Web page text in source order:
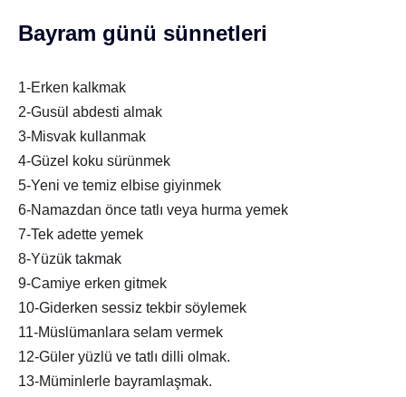
Bayram günü sünnetleri
1-Erken kalkmak
2-Gusül abdesti almak
3-Misvak kullanmak
4-Güzel koku sürünmek
5-Yeni ve temiz elbise giyinmek
6-Namazdan önce tatlı veya hurma yemek
7-Tek adette yemek
8-Yüzük takmak
9-Camiye erken gitmek
10-Giderken sessiz tekbir söylemek
11-Müslümanlara selam vermek
12-Güler yüzlü ve tatlı dilli olmak.
13-Müminlerle bayramlaşmak.